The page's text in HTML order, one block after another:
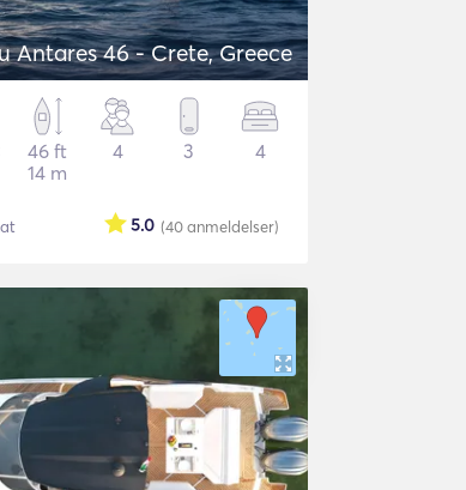
Antares 46 - Crete, Greece
46 ft
14 m
4 3 4
(40anmeldelser)
5.0